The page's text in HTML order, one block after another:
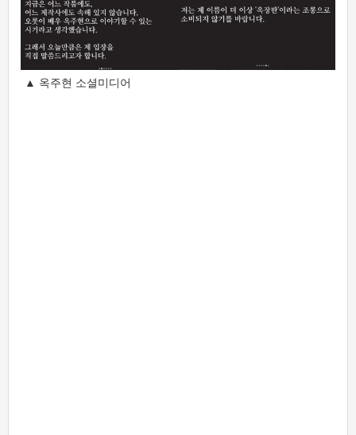
▲ 옥주현 소셜미디어